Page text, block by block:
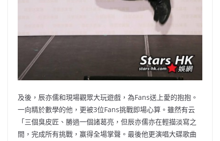
及後，辰亦儒和現場觀眾大玩遊戲，為Fans送上愛的抱抱。
一向精於數學的他，更被3位Fans挑戰即場心算。雖然有云
「三個臭皮匠、勝過一個諸葛亮，但辰亦儒亦在輕描淡寫之
間，完成所有挑戰，赢得全場掌聲。最後他更演唱大碟歌曲